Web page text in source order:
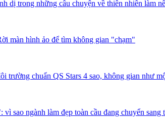
dị trong những câu chuyện về thiên nhiên làm
màn hình ảo để tìm không gian "chạm"
chuẩn QS Stars 4 sao, không gian như
sao ngành làm đẹp toàn cầu đang chuyển